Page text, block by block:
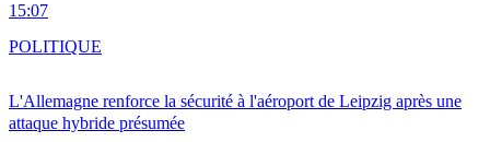
15:07
L'Allemagne renforce la sécurité à l'aéroport de Leipzig après une
attaque hybride présumée
POLITIQUE